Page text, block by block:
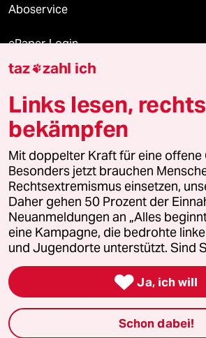
Aboservice
ePaper Login
Downloads für Abonnierende
© 2026 taz Verlags und Vertriebs GmbH
Alle Rechte vorbehalten. Bei rechtlichen Fragen
wenden Sie sich bitte an
lizenzen@taz.de
Feedback Redaktionsstatut
Leitlinie Informant Datenschutz
Seitenwende Einwilligungen
taz zahl ich
Links lesen, rechts
bekämpfen
Mit doppelter Kraft für eine offene
Besonders jetzt brauchen
Rechtsextremismus einsetzen,
Daher gehen 50 Prozent der
Neuanmeldungen an „Alles
eine Kampagne, die bedrohte
und Jugendorte unterstützt. Sind
 Ja, ich will
Schon dabei!